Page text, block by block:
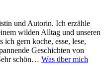
und Autorin. Ich erzähle
wilden Alltag und unseren
gern koche, esse, lese,
Geschichten von
schön… Was über mich